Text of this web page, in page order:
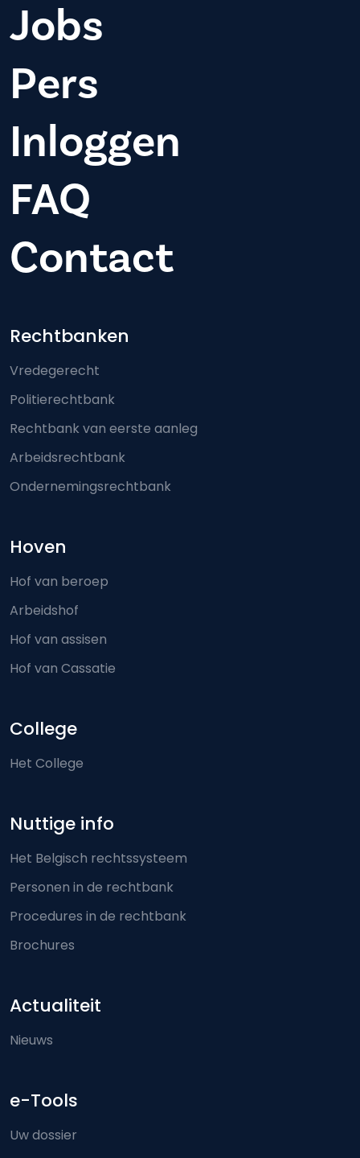
Jobs
Pers
Inloggen
FAQ
Contact
Footer-menu
Rechtbanken
Vredegerecht
Politierechtbank
Rechtbank van eerste aanleg
Arbeidsrechtbank
Ondernemingsrechtbank
Hoven
Hof van beroep
Arbeidshof
Hof van assisen
Hof van Cassatie
College
Het College
Nuttige info
Het Belgisch rechtssysteem
Personen in de rechtbank
Procedures in de rechtbank
Brochures
Actualiteit
Nieuws
e-Tools
Uw dossier